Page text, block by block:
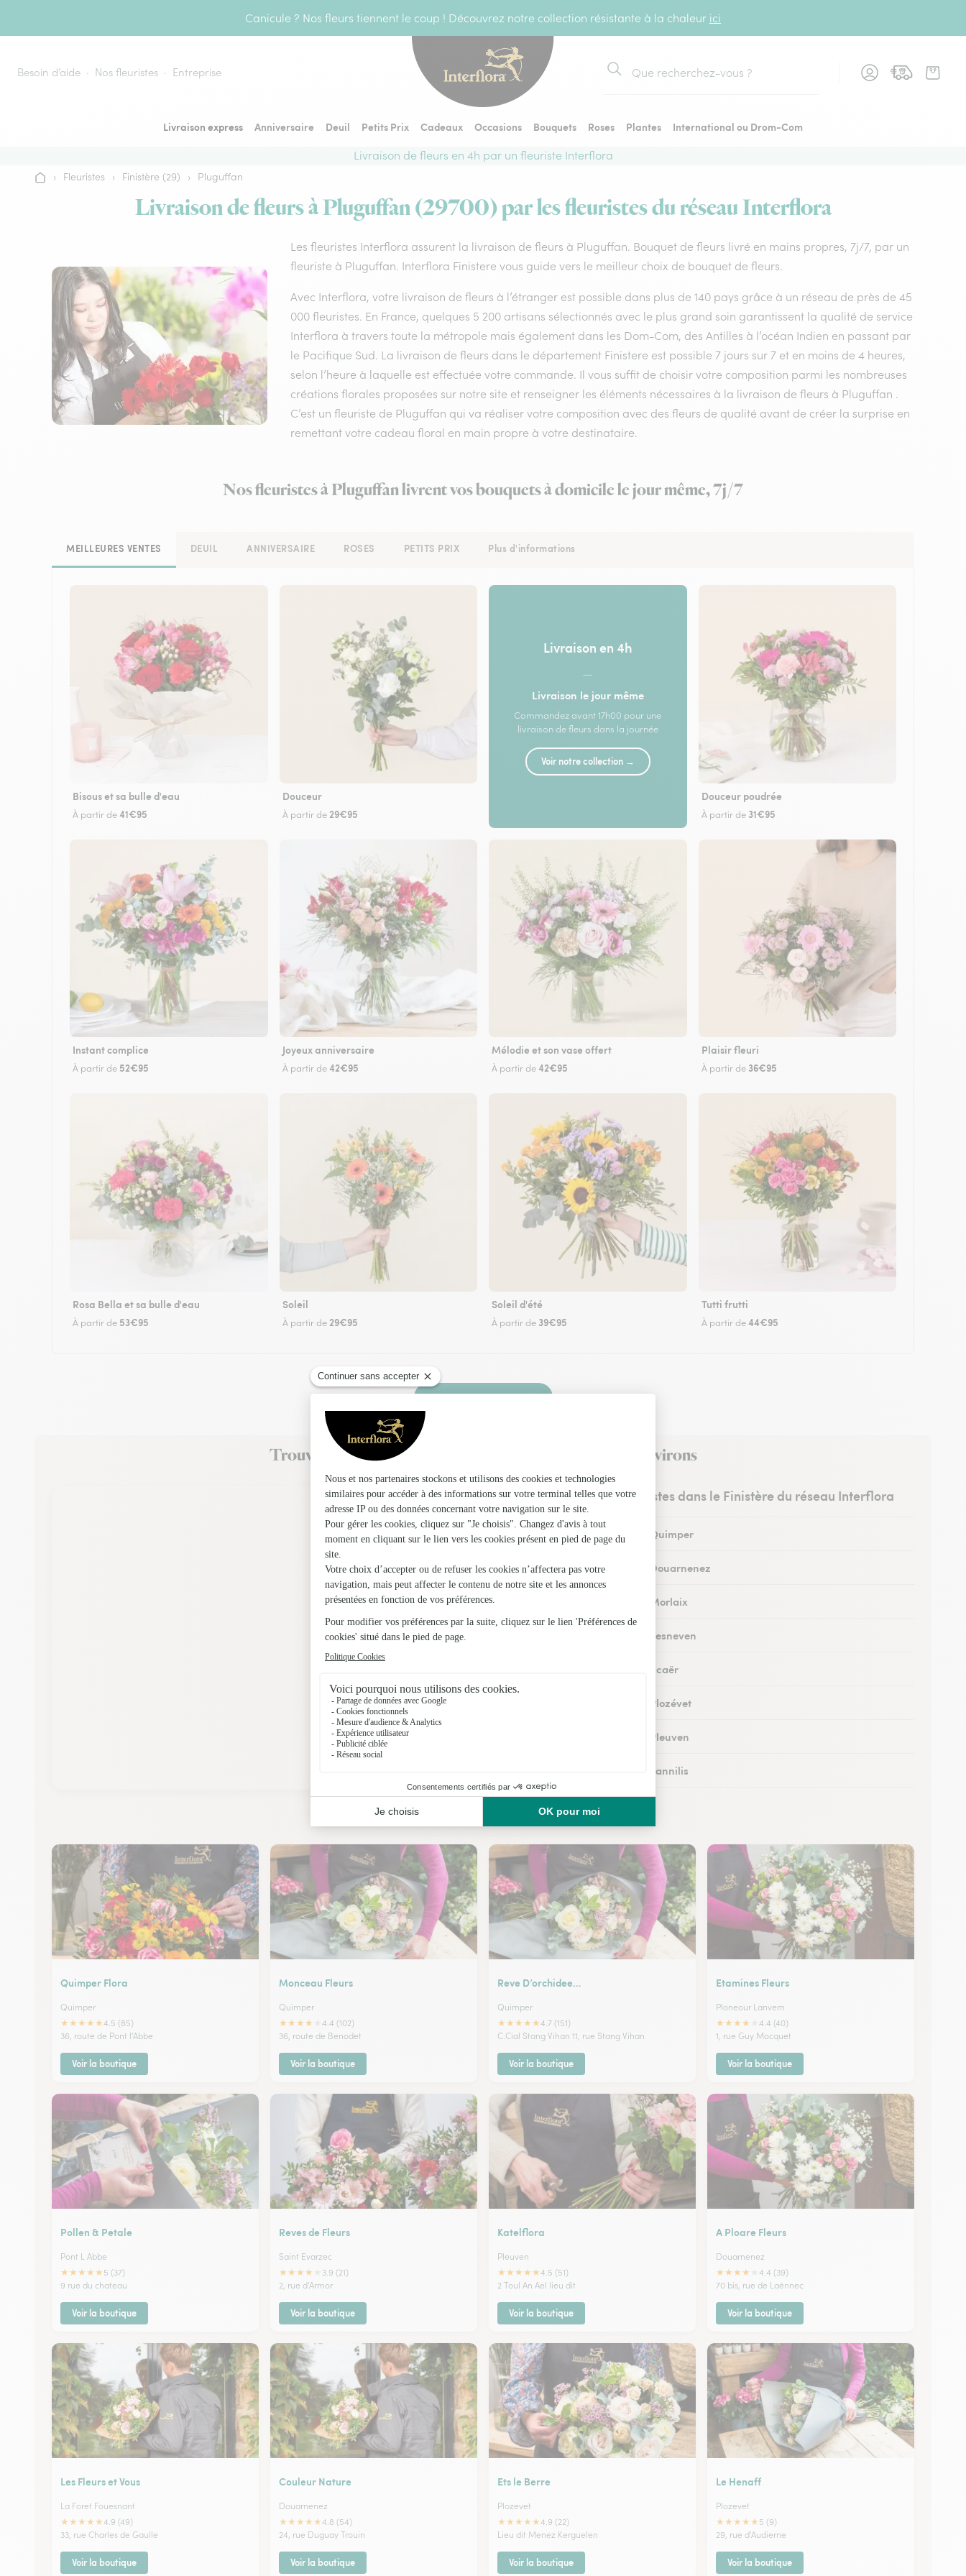
Canicule ? Nos fleurs tiennent le coup ! Découvrez notre collection résistante à la chaleur ici
Besoin d’aide Nos fleuristes Entreprise
Rechercher
Livraison express Anniversaire Deuil Petits Prix Cadeaux Occasions Bouquets Roses Plantes
International ou Drom-Com
Livraison de fleurs en 4h par un fleuriste Interflora
Accueil
› Fleuristes › Finistère (29) › Pluguffan
Livraison de fleurs à Pluguffan (29700) par les fleuristes du réseau Interflora
Les fleuristes Interflora assurent la livraison de fleurs à Pluguffan. Bouquet de fleurs livré en mains propres, 7j/7, par un
fleuriste à Pluguffan. Interflora Finistere vous guide vers le meilleur choix de bouquet de fleurs.
Avec Interflora, votre livraison de fleurs à l’étranger est possible dans plus de 140 pays grâce à un réseau de près de 45
000 fleuristes. En France, quelques 5 200 artisans sélectionnés avec le plus grand soin garantissent la qualité de service
Interflora à travers toute la métropole mais également dans les Dom-Com, des Antilles à l’océan Indien en passant par
le Pacifique Sud. La livraison de fleurs dans le département Finistere est possible 7 jours sur 7 et en moins de 4 heures,
selon l’heure à laquelle est effectuée votre commande. Il vous suffit de choisir votre composition parmi les nombreuses
créations florales proposées sur notre site et renseigner les éléments nécessaires à la livraison de fleurs à Pluguffan .
C’est un fleuriste de Pluguffan qui va réaliser votre composition avec des fleurs de qualité avant de créer la surprise en
remettant votre cadeau floral en main propre à votre destinataire.
Nos fleuristes à Pluguffan livrent vos bouquets à domicile le jour même, 7j/7
MEILLEURES VENTES DEUIL ANNIVERSAIRE ROSES PETITS PRIX Plus d'informations
Bisous et sa bulle d'eau
À partir de41€95
Douceur
À partir de 29€95
Livraison en 4h
—
Livraison le jour même
Commandez avant 17h00 pour une
livraison de fleurs dans la journée
Voir notre collection →
Douceur poudrée
À partir de 31€95
Instant complice
À partir de 52€95
Joyeux anniversaire
À partir de42€95
Mélodie et son vase offert
À partir de42€95
Plaisir fleuri
À partir de 36€95
Rosa Bella et sa bulle d'eau
À partir de 53€95
Soleil
À partir de 29€95
Soleil d'été
À partir de 39€95
Tutti frutti
À partir de44€95
Faire livrer des fleurs
Trouvez un fleuriste Interflora à Pluguffan et dans ses environs
Les fleuristes dans le Finistère du réseau Interflora
Fleuristes à Quimper
Fleuristes à Douarnenez
Fleuristes à Morlaix
Fleuristes à Lesneven
Fleuristes à Scaër
Fleuristes à Plozévet
Fleuristes à Pleuven
Fleuristes à Lannilis
Nos fleuristes à Pluguffan
Quimper Flora
Quimper
★★★★★4.5 (85)
36, route de Pont l'Abbe
Voir la boutique
Monceau Fleurs
Quimper
★★★★
4.4 (102)
36, route de Benodet
Voir la boutique
Reve D’orchidee…
Quimper
★★★★★4.7 (151)
C.Cial Stang Vihan 11, rue Stang Vihan
Voir la boutique
Etamines Fleurs
Ploneour Lanvern
★★★★
4.4 (40)
1, rue Guy Mocquet
Voir la boutique
Pollen & Petale
Pont L Abbe
★★★★★ 5 (37)
9 rue du chateau
Voir la boutique
Reves de Fleurs
Saint Evarzec
★★★★
3.9 (21)
2, rue d'Armor
Voir la boutique
Katelflora
Pleuven
★★★★★4.5 (51)
2 Toul An Ael lieu dit
Voir la boutique
A Ploare Fleurs
Douarnenez
★★★★
4.4 (39)
70 bis, rue de Laënnec
Voir la boutique
Les Fleurs et Vous
La Foret Fouesnant
★★★★★4.9 (49)
33, rue Charles de Gaulle
Voir la boutique
Couleur Nature
Douarnenez
★★★★★4.8 (54)
24, rue Duguay Trouin
Voir la boutique
Ets le Berre
Plozevet
★★★★★4.9 (22)
Lieu dit Menez Kerguelen
Voir la boutique
Le Henaff
Plozevet
★★★★★ 5 (9)
29, rue d'Audierne
Voir la boutique